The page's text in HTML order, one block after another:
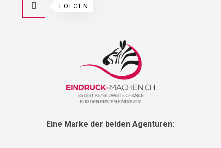
FOLGEN
Eine Marke der beiden Agenturen: